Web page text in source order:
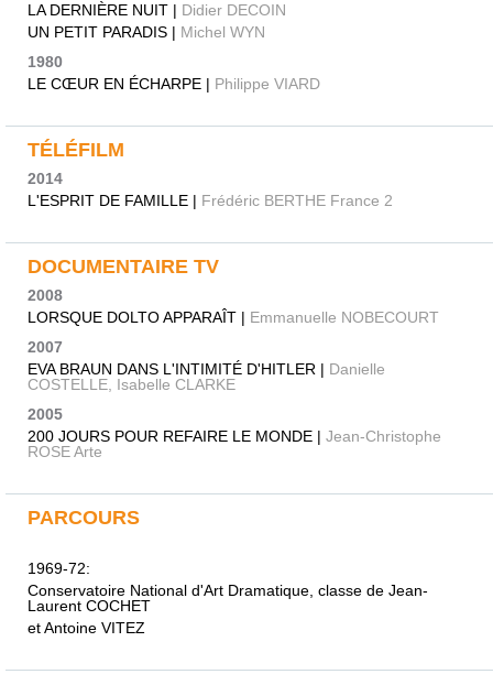
LA DERNIÈRE NUIT | Didier DECOIN
UN PETIT PARADIS | Michel WYN
1980
LE CŒUR EN ÉCHARPE | Philippe VIARD
TÉLÉFILM
2014
L'ESPRIT DE FAMILLE | Frédéric BERTHE France 2
DOCUMENTAIRE TV
2008
LORSQUE DOLTO APPARAÎT | Emmanuelle NOBECOURT
2007
EVA BRAUN DANS L'INTIMITÉ D'HITLER | Danielle
COSTELLE, Isabelle CLARKE
2005
200 JOURS POUR REFAIRE LE MONDE | Jean-Christophe
ROSE Arte
PARCOURS
1969-72:
Conservatoire National d'Art Dramatique, classe de Jean-
Laurent COCHET
et Antoine VITEZ